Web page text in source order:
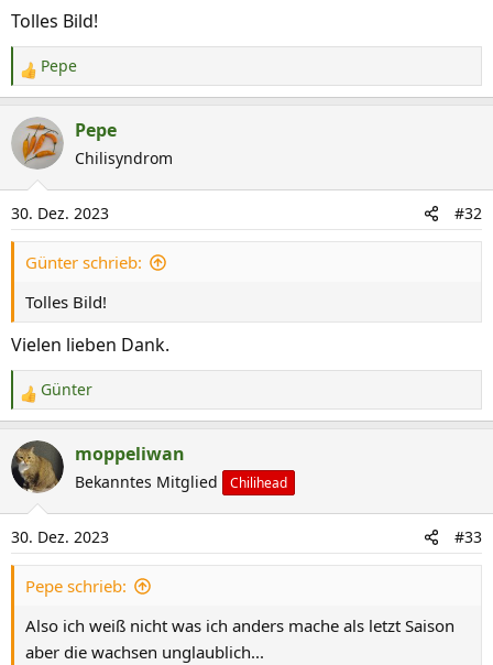
n
:
Tolles Bild!
R
e
a
k
i
o
n
e
n
:
Pepe
Pepe
Chilisyndrom
30. Dez. 2023 #32
Günter schrieb:
Tolles Bild!
Vielen lieben Dank.
R
e
a
k
t
i
o
n
e
Günter
moppeliwan
Bekanntes Mitglied Chilihead
30. Dez. 2023 #33
Pepe schrieb:
Also ich weiß nicht was ich anders mache als letzt Saison
aber die wachsen unglaublich...